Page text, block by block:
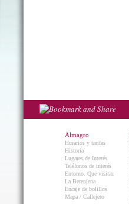
Almagro
Horarios y tarifas
Historia
Lugares de Interés
Teléfonos de interés
Entorno. Que visitar.
La Berenjena
Encaje de bolillos
Mapa / Callejero